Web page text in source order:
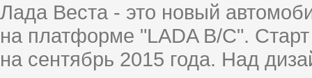
Лада Веста - это новый
на платформе "LADA B/C".
на сентябрь 2015 года. Над